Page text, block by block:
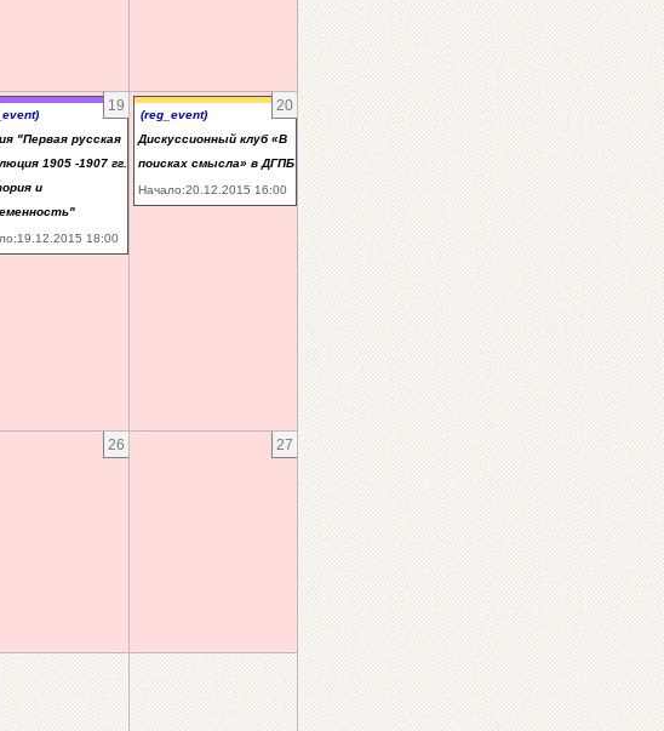
19
"Первая русская
1905 -1907 гг.
и
18:00
20
(reg_event)
Дискуссионный клуб «В
поисках смысла» в ДГПБ
Начало:20.12.2015 16:00
26 27